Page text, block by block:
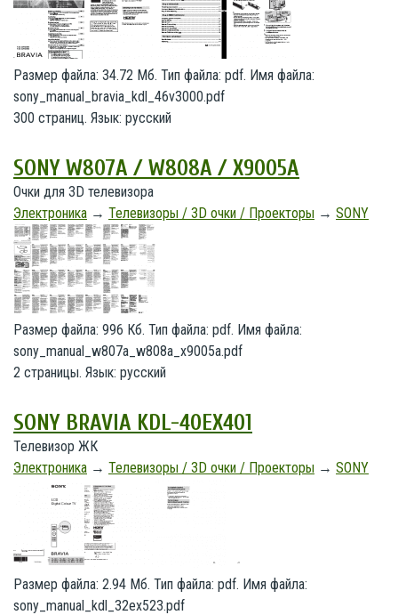
Размер файла: 34.72 Мб. Тип файла: pdf. Имя файла:
sony_manual_bravia_kdl_46v3000.pdf
300 страниц. Язык: русский
SONY W807A / W808A / X9005A
Очки для 3D телевизора
Электроника → Телевизоры / 3D очки / Проекторы → SONY
Размер файла: 996 Кб. Тип файла: pdf. Имя файла:
sony_manual_w807a_w808a_x9005a.pdf
2 страницы. Язык: русский
SONY BRAVIA KDL-40EX401
Телевизор ЖК
Электроника → Телевизоры / 3D очки / Проекторы → SONY
Размер файла: 2.94 Мб. Тип файла: pdf. Имя файла:
sony_manual_kdl_32ex523.pdf